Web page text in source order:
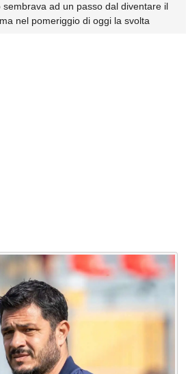
ad un passo dal diventare il
nel pomeriggio di oggi la svolta